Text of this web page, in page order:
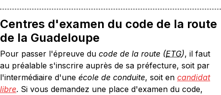
Centres d'examen du code de la route
de la Guadeloupe
Pour passer l'épreuve du code de la route (ETG), il faut
au préalable s'inscrire auprès de sa préfecture, soit par
l'intermédiaire d'une école de conduite, soit en candidat
libre. Si vous demandez une place d'examen du code,